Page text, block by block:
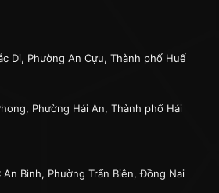
Di, Phường An Cựu, Thành phố Huế
Phường Hải An, Thành phố Hải
An Bình, Phường Trấn Biên, Đồng Nai